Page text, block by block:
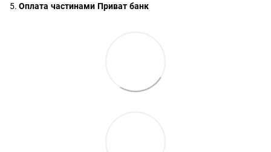
5. Оплата частинами Приват банк